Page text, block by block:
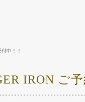
中！！
IRON ご予